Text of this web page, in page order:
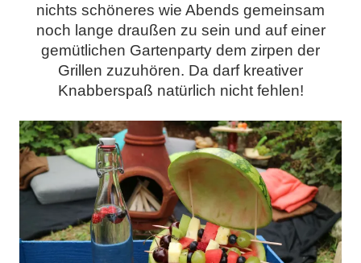
nichts schöneres wie Abends gemeinsam
noch lange draußen zu sein und auf einer
gemütlichen Gartenparty dem zirpen der
Grillen zuzuhören. Da darf kreativer
Knabberspaß natürlich nicht fehlen!